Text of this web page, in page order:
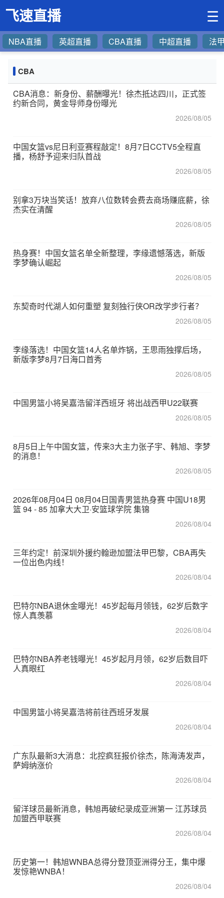
飞速直播 ☰
NBA直播 英超直播 CBA直播 中超直播 法
CBA
CBA消息：新身份、薪酬曝光！徐杰抵达四川，正式签
约新合同，黄金导师身份曝光
2026/08/05
中国女篮vs尼日利亚赛程敲定！8月7日CCTV5全程直
播，杨舒予迎来归队首战
2026/08/05
别拿3万块当笑话！放弃八位数转会费去商场赚底薪，徐
杰实在清醒
2026/08/05
热身赛！中国女篮名单全新整理，李缘遗憾落选，新版
李梦确认崛起
2026/08/05
东契奇时代湖人如何重塑 复刻独行侠OR改学步行者？
2026/08/05
李缘落选！中国女篮14人名单炸锅，王思雨独撑后场，
新版李梦8月7日海口首秀
2026/08/05
中国男篮小将吴嘉浩留洋西班牙 将出战西甲U22联赛
2026/08/05
8月5日上午中国女篮，传来3大主力张子宇、韩旭、李梦
的消息！
2026/08/05
2026年08月04日 08月04日国青男篮热身赛 中国U18男
篮 94 - 85 加拿大大卫·安篮球学院 集锦
2026/08/04
三年约定！前深圳外援约翰逊加盟法甲巴黎，CBA再失
一位出色内线！
2026/08/04
巴特尔NBA退休金曝光！45岁起每月领钱，62岁后数字
惊人真羡慕
2026/08/04
巴特尔NBA养老钱曝光！45岁起月月领，62岁后数目吓
人真眼红
2026/08/04
中国男篮小将吴嘉浩将前往西班牙发展
2026/08/04
广东队最新3大消息：北控疯狂报价徐杰，陈海涛发声，
萨姆纳涨价
2026/08/04
留洋球员最新消息，韩旭再破纪录成亚洲第一 江苏球员
加盟西甲联赛
2026/08/04
历史第一！韩旭WNBA总得分登顶亚洲得分王，集中爆
发惊艳WNBA！
2026/08/04